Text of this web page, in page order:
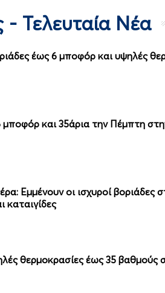
- Τελευταία Νέα
έως 6 μποφόρ και υψηλές
μποφόρ και 35άρια την Πέμπτη
Εμμένουν οι ισχυροί βοριάδες
καταιγίδες
θερμοκρασίες έως 35 βαθμούς